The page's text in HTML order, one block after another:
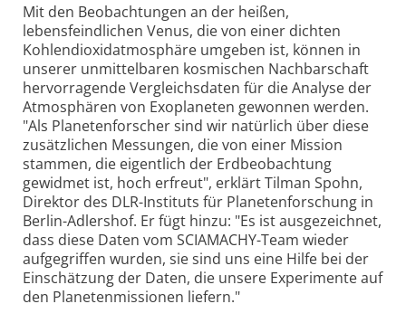
Mit den Beobachtungen an der heißen,
lebensfeindlichen Venus, die von einer dichten
Kohlendioxidatmosphäre umgeben ist, können in
unserer unmittelbaren kosmischen Nachbarschaft
hervorragende Vergleichsdaten für die Analyse der
Atmosphären von Exoplaneten gewonnen werden.
"Als Planetenforscher sind wir natürlich über diese
zusätzlichen Messungen, die von einer Mission
stammen, die eigentlich der Erdbeobachtung
gewidmet ist, hoch erfreut", erklärt Tilman Spohn,
Direktor des DLR-Instituts für Planetenforschung in
Berlin-Adlershof. Er fügt hinzu: "Es ist ausgezeichnet,
dass diese Daten vom SCIAMACHY-Team wieder
aufgegriffen wurden, sie sind uns eine Hilfe bei der
Einschätzung der Daten, die unsere Experimente auf
den Planetenmissionen liefern."